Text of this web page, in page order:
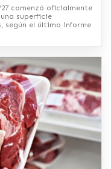
comenzó oficialmente
superficie
según el último informe